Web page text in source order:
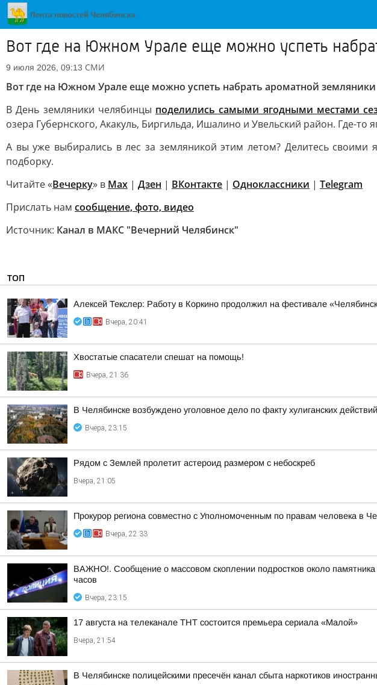
Вот где на Южном Урале еще можно успеть
9 июля 2026, 09:13 СМИ
Вот где на Южном Урале еще можно успеть набрать ароматной земляники
В День земляники челябинцы поделились самыми ягодными местами
озера Губернского, Акакуль, Биргильда, Ишалино и Увельский район. Где-
А вы уже выбирались в лес за земляникой этим летом? Делитесь
подборку.
Читайте «Вечерку» в Max | Дзен | ВКонтакте | Одноклассники | Telegram
Прислать нам сообщение, фото, видео
Источник: Канал в МАКС "Вечерний Челябинск"
ТОП
Алексей Текслер: Работу в Коркино продолжил на фестивале
Вчера, 20:41
Хвостатые спасатели спешат на помощь!
Вчера, 21:36
В Челябинске возбуждено уголовное дело по факту хулиганских
Вчера, 23:15
Рядом с Землей пролетит астероид размером с небоскреб
Вчера, 21:05
Прокурор региона совместно с Уполномоченным по правам человека в
Вчера, 22:33
ВАЖНО!. Сообщение о массовом скоплении подростков около
часов
Вчера, 23:15
17 августа на телеканале ТНТ состоится премьера сериала «Малой»
Вчера, 21:54
В Челябинске полицейскими пресечён канал сбыта наркотиков